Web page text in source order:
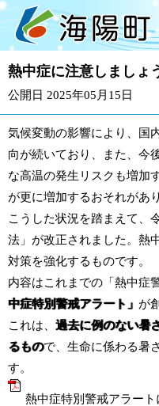
熱中症に注意しましょ
公開日 2025年05月15日
気候変動の影響により、国
向が続いており、また、今
な高温の発生リスクも増加
が更に増加するおそれがあ
こうした状況を踏まえて、
法」が改正されました。熱
対策を強化するものです。
内容はこれまでの「熱中症
中症特別警戒アラート」 が
これは、 過去に例のない暑
るもので、生命に係わる暑
す。
熱中症特別警戒アラー